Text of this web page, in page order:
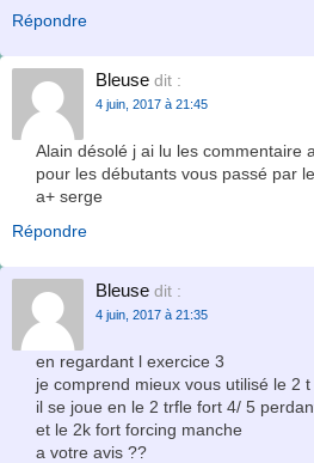
Répondre
Bleuse dit :
4 juin, 2017 à 21:45
Alain désolé j ai lu les commentaire
pour les débutants vous passé par
a+ serge
Répondre
Bleuse dit :
4 juin, 2017 à 21:35
en regardant l exercice 3
je comprend mieux vous utilisé le 2
il se joue en le 2 trfle fort 4/ 5
et le 2k fort forcing manche
a votre avis ??